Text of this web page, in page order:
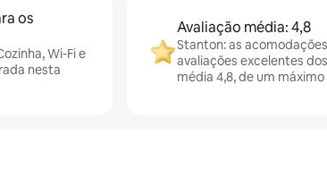
os
Wi-Fi e
nesta
Avaliação média: 4,8
Stanton: as
avaliações excelentes
média 4,8, de um